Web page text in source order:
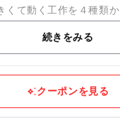
最適です！ 未就学のお子様も親子
続きをみる
クーポンを見る